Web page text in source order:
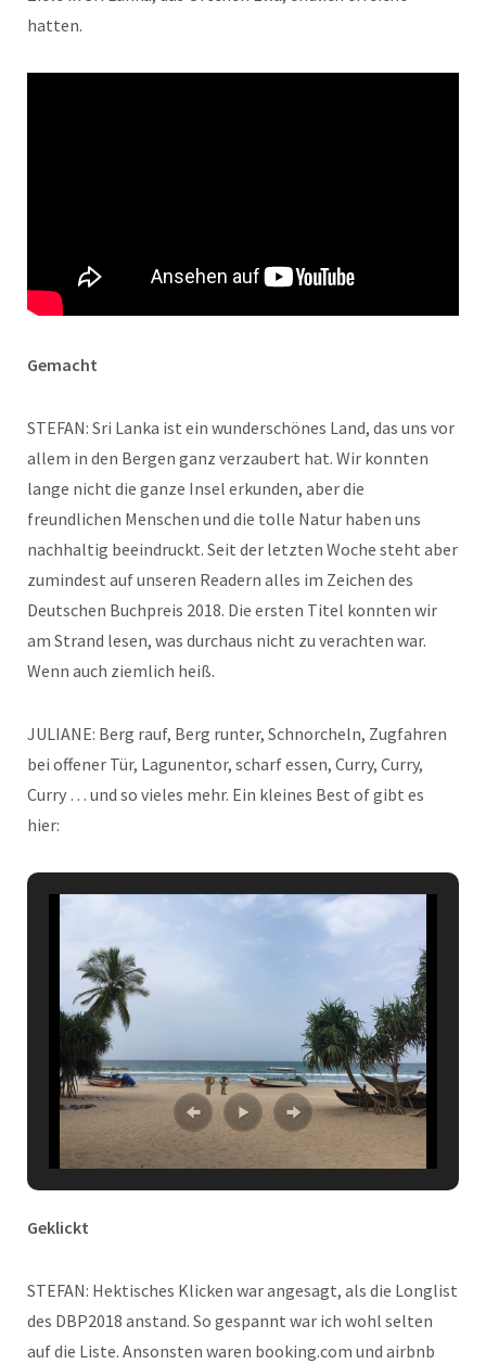
hatten.
Gemacht
STEFAN: Sri Lanka ist ein wunderschönes Land, das uns vor
allem in den Bergen ganz verzaubert hat. Wir konnten
lange nicht die ganze Insel erkunden, aber die
freundlichen Menschen und die tolle Natur haben uns
nachhaltig beeindruckt. Seit der letzten Woche steht aber
zumindest auf unseren Readern alles im Zeichen des
Deutschen Buchpreis 2018. Die ersten Titel konnten wir
am Strand lesen, was durchaus nicht zu verachten war.
Wenn auch ziemlich heiß.
JULIANE: Berg rauf, Berg runter, Schnorcheln, Zugfahren
bei offener Tür, Lagunentor, scharf essen, Curry, Curry,
Curry … und so vieles mehr. Ein kleines Best of gibt es
hier:
Geklickt
STEFAN: Hektisches Klicken war angesagt, als die Longlist
des DBP2018 anstand. So gespannt war ich wohl selten
auf die Liste. Ansonsten waren booking.com und airbnb